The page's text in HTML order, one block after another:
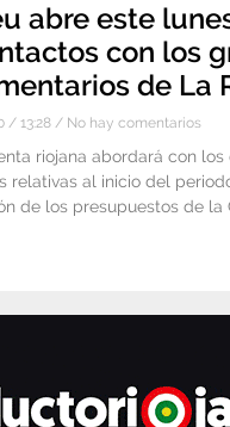
abre este
con los
de La
13:28 No hay comentarios
riojana abordará con
relativas al inicio del
de los presupuestos de la